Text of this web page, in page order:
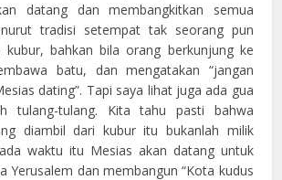
datang dan membangkitkan semua
tradisi setempat tak seorang pun
kubur, bahkan bila orang berkunjung ke
batu, dan mengatakan “jangan
dating”. Tapi saya lihat juga ada gua
tulang-tulang. Kita tahu pasti bahwa
diambil dari kubur itu bukanlah milik
waktu itu Mesias akan datang untuk
Yerusalem dan membangun “Kota kudus